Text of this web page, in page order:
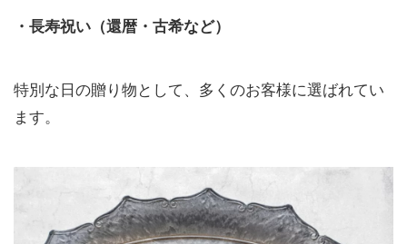
・長寿祝い（還暦・古希など）
特別な日の贈り物として、多くのお客様に選ばれてい
ます。